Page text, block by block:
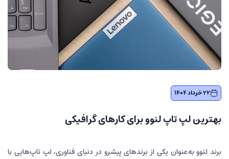
برای کارهای گرافیکی
از برندهای پیشرو در دنیای فناوری، لپ تاپ‌هایی با